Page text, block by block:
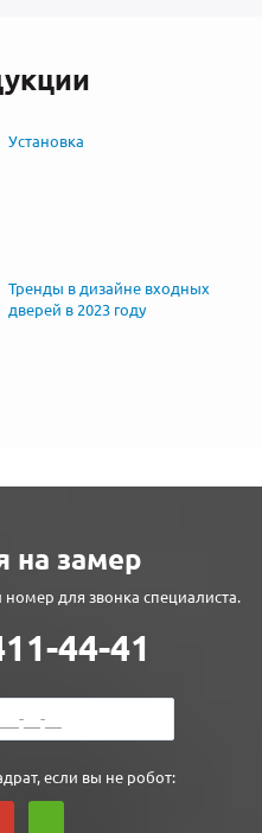
Установка
Тренды в дизайне входных
дверей в 2023 году
на замер
номер для звонка специалиста.
44-41
если вы не робот: